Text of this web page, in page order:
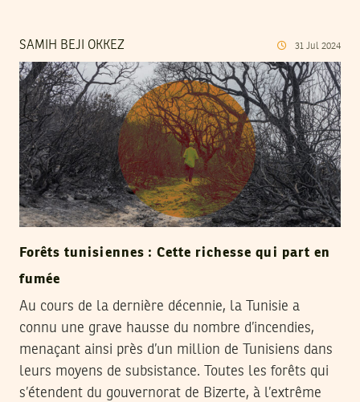
SAMIH BEJI OKKEZ 31 Jul 2024
Forêts tunisiennes : Cette richesse qui part en
fumée
Au cours de la dernière décennie, la Tunisie a
connu une grave hausse du nombre d’incendies,
menaçant ainsi près d’un million de Tunisiens dans
leurs moyens de subsistance. Toutes les forêts qui
s’étendent du gouvernorat de Bizerte, à l’extrême